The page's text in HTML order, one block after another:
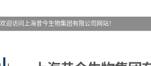
欢迎访问上海昔今生物集团有限公司网站！